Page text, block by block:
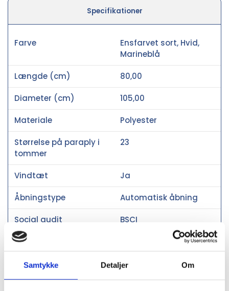
Samtykke Detaljer Om
Specifikationer
Farve
Ensfarvet sort, Hvid,
Marineblå
Længde (cm) 80,00
Diameter (cm) 105,00
Materiale Polyester
Størrelse på paraply i
tommer
23
Vindtæt Ja
Åbningstype Automatisk åbning
Social audit BSCI
Oprindelsesland
PMS farve 289C